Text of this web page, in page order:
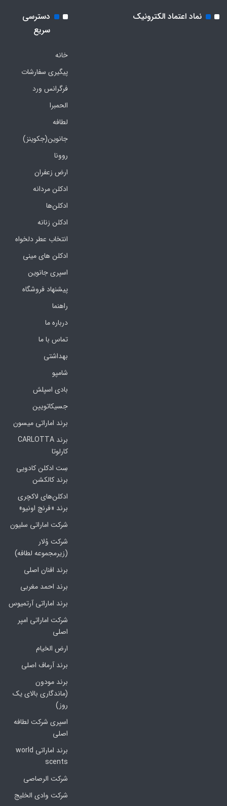
نماد اعتماد الکترونیک
دسترسی
سریع
خانه
پیگیری سفارشات
فرگرانس ورد
الحمبرا
لطافه
جانوین(جکوینز)
روونا
ارض زعفران
ادکلن مردانه
ادکلن‌ها
ادکلن زنانه
انتخاب عطر دلخواه
ادکلن های مینی
اسپری جانوین
پیشنهاد فروشگاه
راهنما
درباره ما
تماس با ما
بهداشتی
شامپو
بادی اسپلش
جسیکاتویین
برند اماراتی میسون
برند CARLOTTA
کارلوتا
سِت ادکلن کادویی
برند کالکشن
ادکلن‌های لاکچری
برند «فرنچ اونیو»
شرکت اماراتی سلیون
شرکت وُلار
(زیرمجموعه لطافه)
برند افنان اصلی
برند احمد مغربی
برند اماراتی آرتمیوس
شرکت اماراتی امپر
اصلی
ارض الخیام
برند آرماف اصلی
برند مودون
(ماندگاری بالای یک
روز)
اسپری شرکت لطافه
اصلی
برند اماراتی world
scents
شرکت الرصاصی
شرکت وادی الخلیج